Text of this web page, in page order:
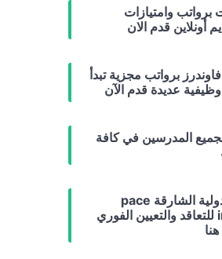
برواتب وامتيازات
أونلاين قدم الان
برواتب مجزية تبدأ
المدرسين في كافة
وظائف مدرسة بيس الدولية الشارقة pace
international school للتعاقد والتعيين الفوري